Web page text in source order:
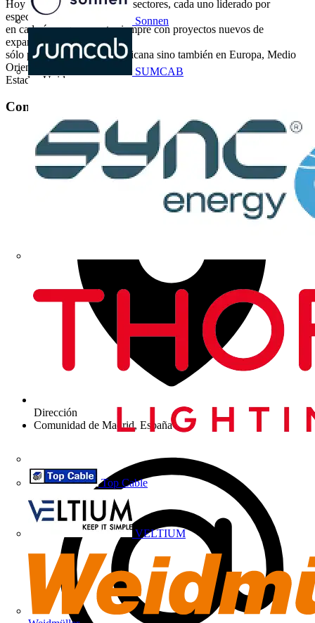
Sonnen
SUMCAB
Top Cable
VELTIUM
Hoy cuenta con 9 diferentes sectores, cada uno liderado por
especialistas
en cada área, que cuenta siempre con proyectos nuevos de
expansión, no
sólo para el área Latinoaméricana sino también en Europa, Medio
Oriente y
Estados Unidos.
Contacto
Dirección
Comunidad de Madrid, España